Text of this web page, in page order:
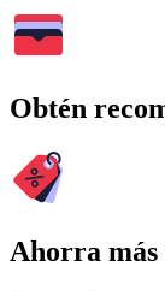
Obtén
Ahorra más